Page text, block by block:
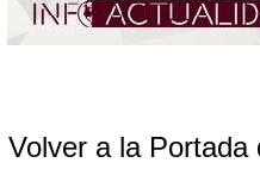
Volver a la Portada